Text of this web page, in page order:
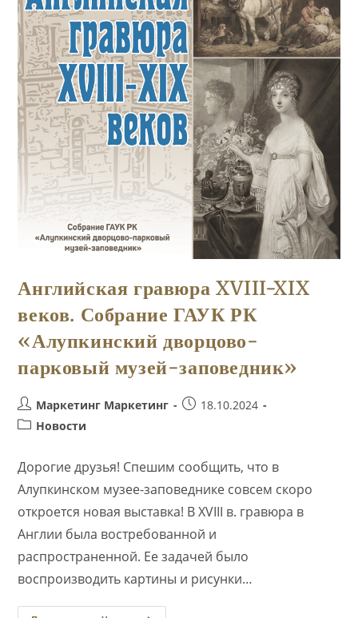
Английская гравюра XVIII-XIX
веков. Собрание ГАУК РК
«Алупкинский дворцово-
парковый музей-заповедник»
Автор
записи:
Маркетинг Маркетинг
Запись18.10.2024
Рубрика
Новости
Дорогие друзья! Спешим сообщить, что в
Алупкинском музее-заповеднике совсем скоро
откроется новая выставка! В XVIII в. гравюра в
Англии была востребованной и
распространенной. Ее задачей было
воспроизводить картины и рисунки…